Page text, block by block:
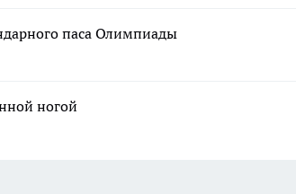
паса Олимпиады
ногой